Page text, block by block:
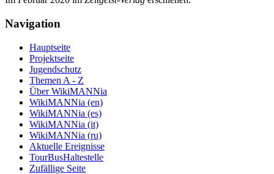
Navigation
Hauptseite
Projektseite
Jugendschutz
Themen A - Z
Über WikiMANNia
WikiMANNia (en)
WikiMANNia (es)
WikiMANNia (it)
WikiMANNia (ru)
Aktuelle Ereignisse
TourBusHaltestelle
Zufällige Seite